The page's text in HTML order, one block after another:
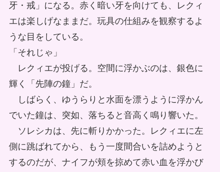
牙・戒」になる。赤く暗い牙を向けても、レクィ
エは楽しげなままだ。玩具の仕組みを観察するよ
うな目をしている。
「それじゃ」
レクィエが投げる。空間に浮かぶのは、銀色に
輝く「先陣の鐘」だ。
しばらく、ゆうらりと水面を漂うように浮かん
でいた鐘は、突如、落ちると音高く鳴り響いた。
ソレシカは、先に斬りかかった。レクィエに左
側に跳ばれてから、もう一度間合いを詰めようと
するのだが、ナイフが頬を掠めて赤い血を浮かび